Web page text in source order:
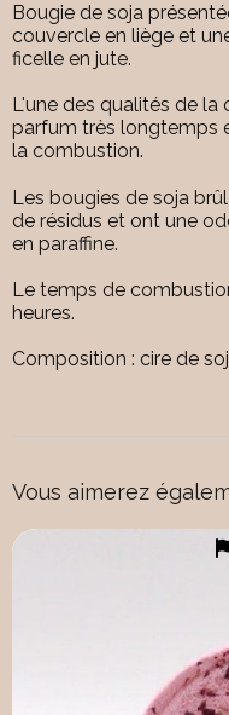
Bougie de soja
couvercle en liège et
ficelle en jute.
L'une des qualités de la
parfum très longtemps
la combustion.
Les bougies de soja
de résidus et ont une
en paraffine.
Le temps de
heures.
Composition : cire de
Vous aimerez